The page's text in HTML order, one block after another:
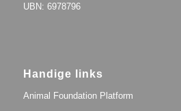
UBN: 6978796
Handige links
Animal Foundation Platform